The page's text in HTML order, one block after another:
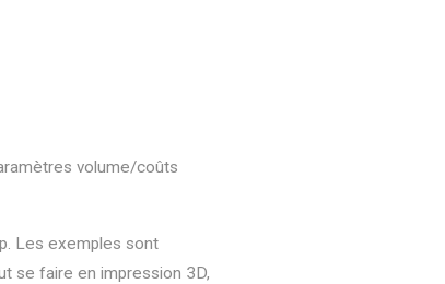
volume/coûts
Les exemples sont
se faire en impression 3D,